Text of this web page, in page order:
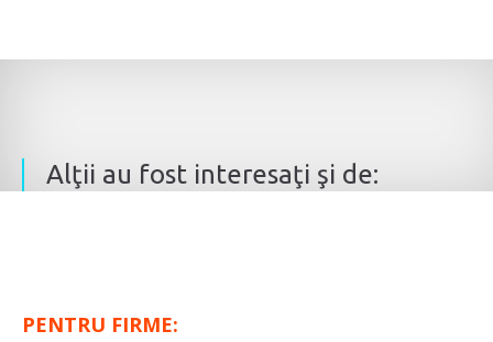
Alţii au fost interesaţi şi de:
PENTRU FIRME: